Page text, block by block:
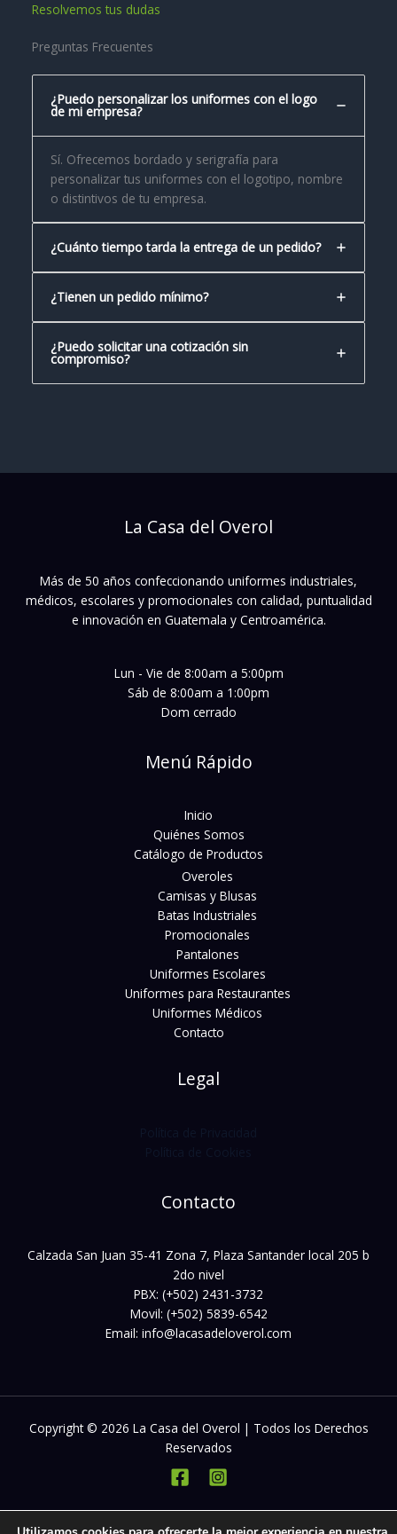
Resolvemos tus dudas
Preguntas Frecuentes
¿Puedo personalizar los uniformes con el logo
de mi empresa?
Sí. Ofrecemos bordado y serigrafía para
personalizar tus uniformes con el logotipo, nombre
o distintivos de tu empresa.
¿Cuánto tiempo tarda la entrega de un pedido?
¿Tienen un pedido mínimo?
¿Puedo solicitar una cotización sin
compromiso?
La Casa del Overol
Más de 50 años confeccionando uniformes industriales,
médicos, escolares y promocionales con calidad, puntualidad
e innovación en Guatemala y Centroamérica.
Lun - Vie de 8:00am a 5:00pm
Sáb de 8:00am a 1:00pm
Dom cerrado
Menú Rápido
Inicio
Quiénes Somos
Catálogo de Productos
Overoles
Camisas y Blusas
Batas Industriales
Promocionales
Pantalones
Uniformes Escolares
Uniformes para Restaurantes
Uniformes Médicos
Contacto
Legal
Contacto
Calzada San Juan 35-41 Zona 7, Plaza Santander local 205 b
2do nivel
PBX: (+502) 2431-3732
Movil: (+502) 5839-6542
Email: info@lacasadeloverol.com
Copyright © 2026 La Casa del Overol | Todos los Derechos
Reservados